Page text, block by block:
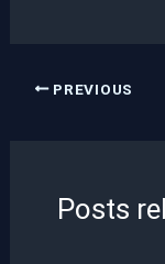
PREVIOUS
Posts